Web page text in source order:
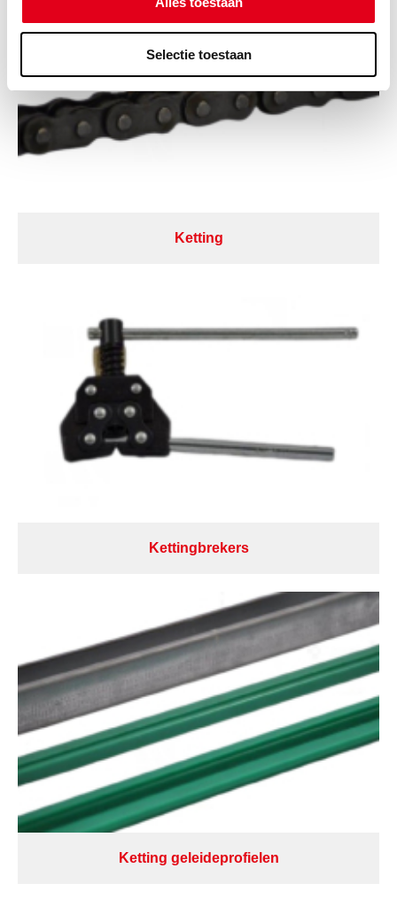
Selectie toestaan
Ketting
Kettingbrekers
Ketting geleideprofielen